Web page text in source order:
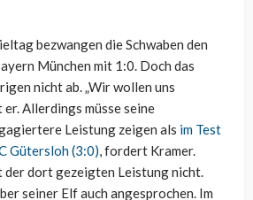
bezwangen die Schwaben den
München mit 1:0. Doch das
nicht ab. „Wir wollen uns
er. Allerdings müsse seine
Leistung zeigen als im Test
Gütersloh (3:0), fordert Kramer.
der dort gezeigten Leistung nicht.
seiner Elf auch angesprochen. Im